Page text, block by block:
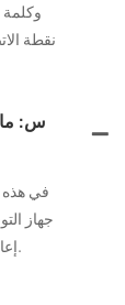
نقطة
س:
في هذه
جهاز
إعادة الضبط لاستعادة إعدادات المصنع وإعادة التكوين.